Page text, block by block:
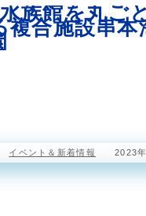
イベント＆新着情報 2023